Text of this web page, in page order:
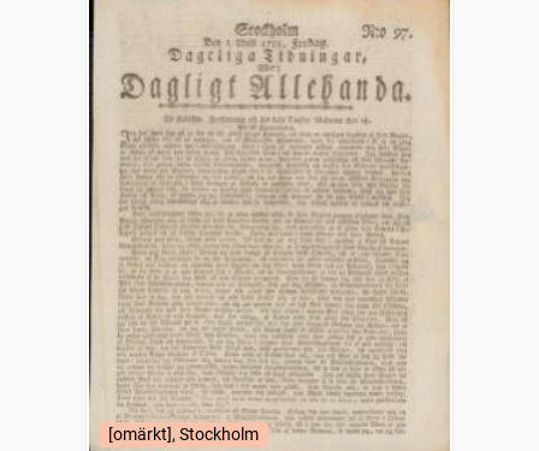
[omärkt], Stockholm